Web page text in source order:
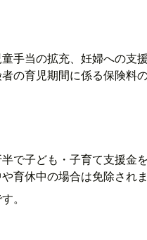
手当の拡充、妊婦への支
の育児期間に係る保険
で子ども・子育て支援金
育休中の場合は免除されま
。